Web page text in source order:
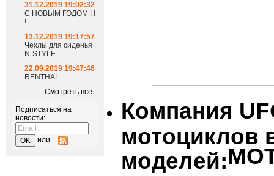
31.12.2019 19:02:32
С НОВЫМ ГОДОМ ! !
!
13.12.2019 19:17:57
Чехлы для сиденья
N-STYLE
22.09.2019 19:47:46
RENTHAL
Смотреть все...
Подписаться на
новости:
или
Компания
мотоциклов
моделей: